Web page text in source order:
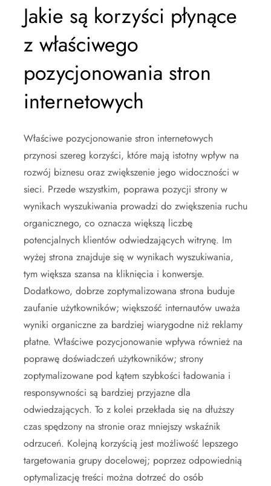
Jakie są korzyści płynące
z właściwego
pozycjonowania stron
internetowych
Właściwe pozycjonowanie stron internetowych
przynosi szereg korzyści, które mają istotny wpływ na
rozwój biznesu oraz zwiększenie jego widoczności w
sieci. Przede wszystkim, poprawa pozycji strony w
wynikach wyszukiwania prowadzi do zwiększenia ruchu
organicznego, co oznacza większą liczbę
potencjalnych klientów odwiedzających witrynę. Im
wyżej strona znajduje się w wynikach wyszukiwania,
tym większa szansa na kliknięcia i konwersje.
Dodatkowo, dobrze zoptymalizowana strona buduje
zaufanie użytkowników; większość internautów uważa
wyniki organiczne za bardziej wiarygodne niż reklamy
płatne. Właściwe pozycjonowanie wpływa również na
poprawę doświadczeń użytkowników; strony
zoptymalizowane pod kątem szybkości ładowania i
responsywności są bardziej przyjazne dla
odwiedzających. To z kolei przekłada się na dłuższy
czas spędzony na stronie oraz mniejszy wskaźnik
odrzuceń. Kolejną korzyścią jest możliwość lepszego
targetowania grupy docelowej; poprzez odpowiednią
optymalizację treści można dotrzeć do osób